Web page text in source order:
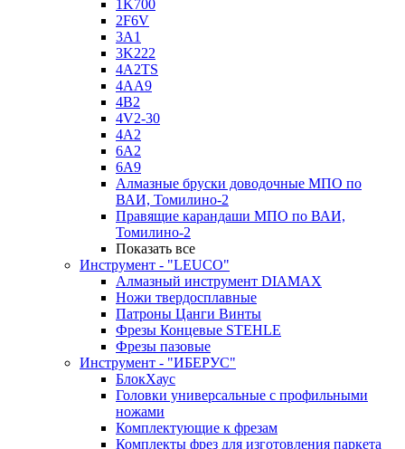
1K700
2F6V
3A1
3K222
4A2TS
4AA9
4B2
4V2-30
4А2
6A2
6A9
Алмазные бруски доводочные МПО по
ВАИ, Томилино-2
Правящие карандаши МПО по ВАИ,
Томилино-2
Показать все
Инструмент - "LEUCO"
Алмазный инструмент DIAMAX
Ножи твердосплавные
Патроны Цанги Винты
Фрезы Концевые STEHLE
Фрезы пазовые
Инструмент - "ИБЕРУС"
БлокХаус
Головки универсальные с профильными
ножами
Комплектующие к фрезам
Комплекты фрез для изготовления паркета